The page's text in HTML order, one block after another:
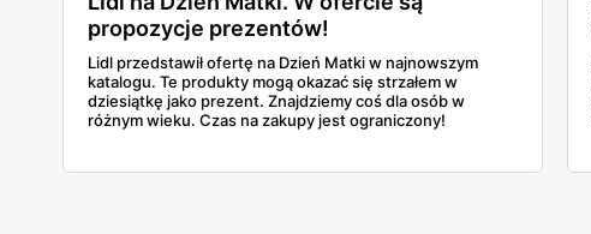
propozycje prezentów!
Lidl przedstawił ofertę na Dzień Matki w najnowszym
katalogu. Te produkty mogą okazać się strzałem w
dziesiątkę jako prezent. Znajdziemy coś dla osób w
różnym wieku. Czas na zakupy jest ograniczony!